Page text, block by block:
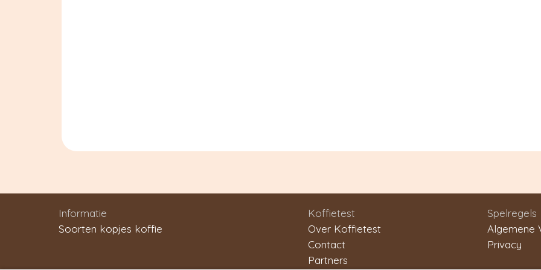
Informatie
Soorten kopjes koffie
Koffietest
Over Koffietest
Contact
Partners
Spelregels
Algemene
Privacy